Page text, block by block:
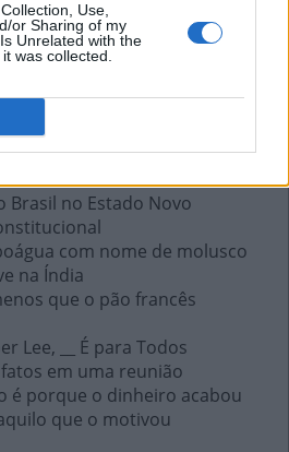
Use,
or Sharing of my
Unrelated with the
was collected.
quebra-cabeça:
de emoção
via Correios
asas e capazes de voar
Brasil no Estado Novo
com nome de molusco
na Índia
que o pão francês
Lee, __ É para Todos
em uma reunião
é porque o dinheiro acabou
que o motivou